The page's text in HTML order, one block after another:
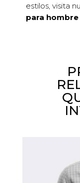
estilos, visita
para hombre